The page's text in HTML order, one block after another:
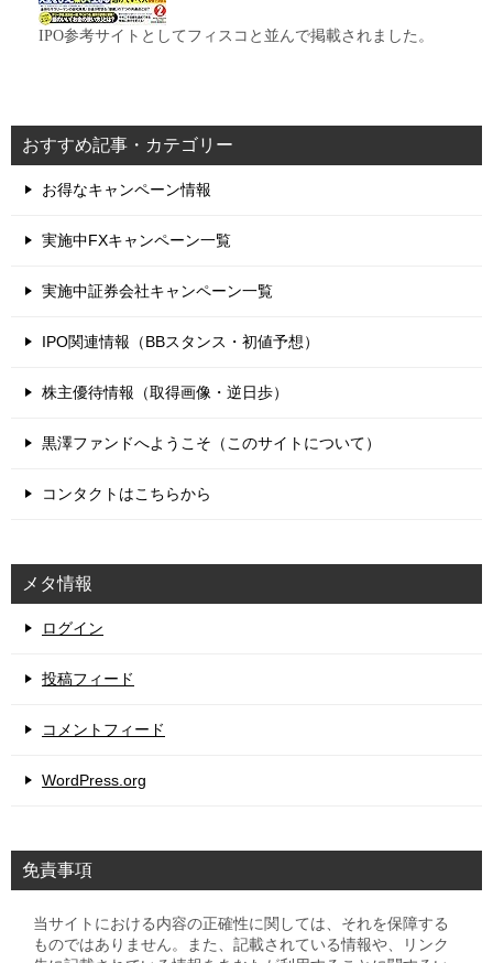
IPO参考サイトとしてフィスコと並んで掲載されました。
おすすめ記事・カテゴリー
お得なキャンペーン情報
実施中FXキャンペーン一覧
実施中証券会社キャンペーン一覧
IPO関連情報（BBスタンス・初値予想）
株主優待情報（取得画像・逆日歩）
黒澤ファンドへようこそ（このサイトについて）
コンタクトはこちらから
メタ情報
ログイン
投稿フィード
コメントフィード
WordPress.org
免責事項
当サイトにおける内容の正確性に関しては、それを保障する
ものではありません。また、記載されている情報や、リンク